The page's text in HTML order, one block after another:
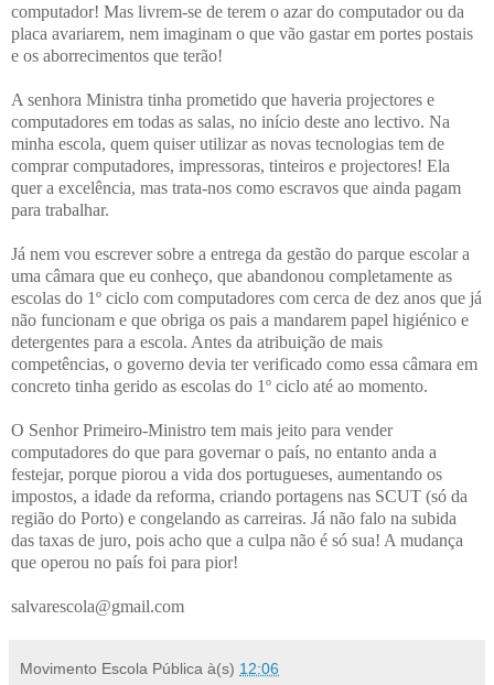
computador! Mas livrem-se de terem o azar do computador ou da
placa avariarem, nem imaginam o que vão gastar em portes postais
e os aborrecimentos que terão!
A senhora Ministra tinha prometido que haveria projectores e
computadores em todas as salas, no início deste ano lectivo. Na
minha escola, quem quiser utilizar as novas tecnologias tem de
comprar computadores, impressoras, tinteiros e projectores! Ela
quer a excelência, mas trata-nos como escravos que ainda pagam
para trabalhar.
Já nem vou escrever sobre a entrega da gestão do parque escolar a
uma câmara que eu conheço, que abandonou completamente as
escolas do 1º ciclo com computadores com cerca de dez anos que já
não funcionam e que obriga os pais a mandarem papel higiénico e
detergentes para a escola. Antes da atribuição de mais
competências, o governo devia ter verificado como essa câmara em
concreto tinha gerido as escolas do 1º ciclo até ao momento.
O Senhor Primeiro-Ministro tem mais jeito para vender
computadores do que para governar o país, no entanto anda a
festejar, porque piorou a vida dos portugueses, aumentando os
impostos, a idade da reforma, criando portagens nas SCUT (só da
região do Porto) e congelando as carreiras. Já não falo na subida
das taxas de juro, pois acho que a culpa não é só sua! A mudança
que operou no país foi para pior!
salvarescola@gmail.com
Movimento Escola Pública à(s) 12:06